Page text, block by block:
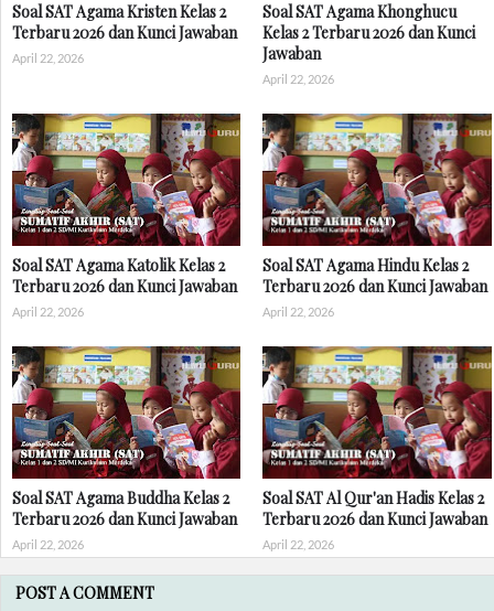
Soal SAT Agama Kristen Kelas 2
Terbaru 2026 dan Kunci Jawaban
April 22, 2026
Soal SAT Agama Khonghucu
Kelas 2 Terbaru 2026 dan Kunci
Jawaban
April 22, 2026
Soal SAT Agama Katolik Kelas 2
Terbaru 2026 dan Kunci Jawaban
April 22, 2026
Soal SAT Agama Hindu Kelas 2
Terbaru 2026 dan Kunci Jawaban
April 22, 2026
Soal SAT Agama Buddha Kelas 2
Terbaru 2026 dan Kunci Jawaban
April 22, 2026
Soal SAT Al Qur'an Hadis Kelas 2
Terbaru 2026 dan Kunci Jawaban
April 22, 2026
POST A COMMENT